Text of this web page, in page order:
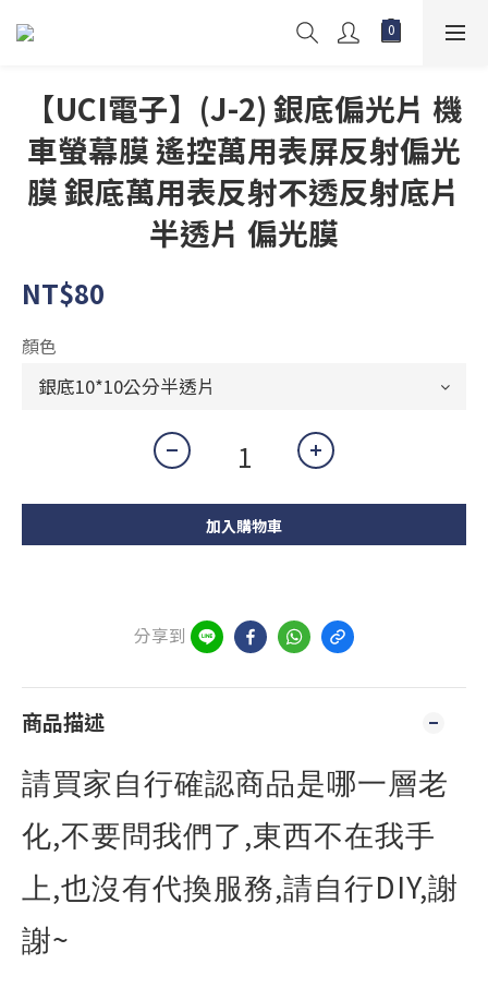
【UCI電子】(J-2) 銀底偏光片 機
車螢幕膜 遙控萬用表屏反射偏光
膜 銀底萬用表反射不透反射底片
半透片 偏光膜
NT$80
顏色
加入購物車
分享到
商品描述
請買家自行確認商品是哪一層老
化,不要問我們了 ,東西不在我手
上,也沒有代換服務,請自行DIY,謝
謝~